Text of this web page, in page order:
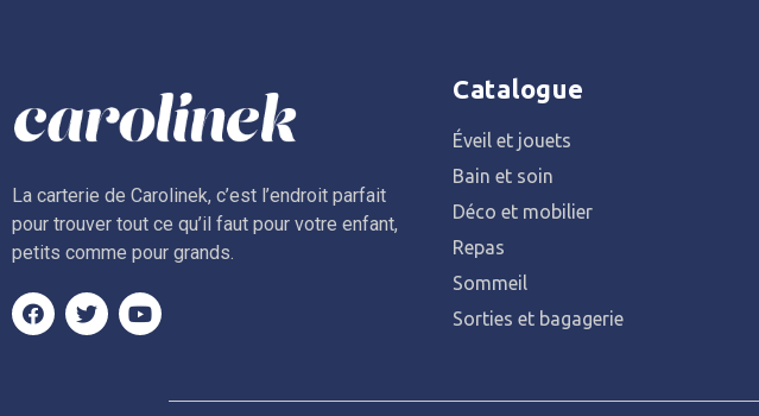
La carterie de Carolinek, c’est l’endroit parfait
pour trouver tout ce qu’il faut pour votre enfant,
petits comme pour grands.
Catalogue
Éveil et jouets
Bain et soin
Déco et mobilier
Repas
Sommeil
Sorties et bagagerie